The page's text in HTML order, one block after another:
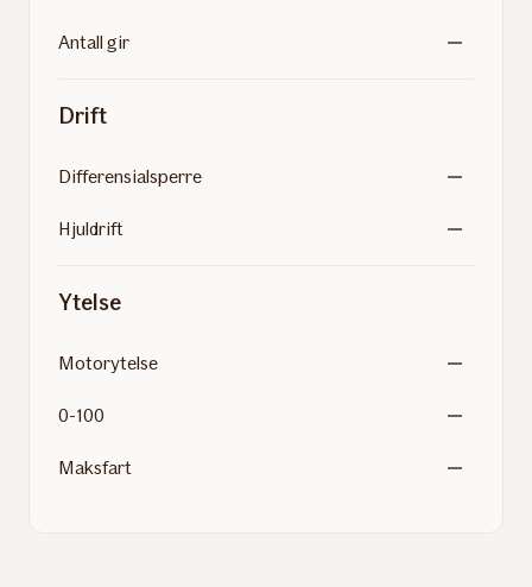
Antall gir
Drift
Differensialsperre
Hjuldrift
Ytelse
Motorytelse
0-100
Maksfart